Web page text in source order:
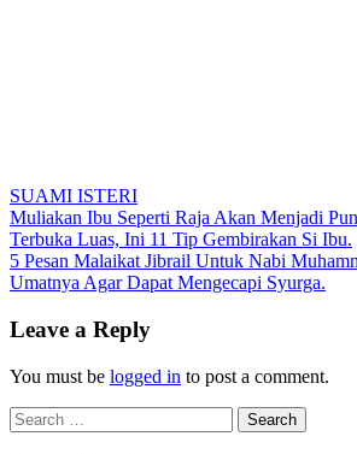
SUAMI ISTERI
Post
navigation
Muliakan Ibu Seperti Raja Akan Menjadi
Terbuka Luas, Ini 11 Tip Gembirakan Si Ibu.
5 Pesan Malaikat Jibrail Untuk Nabi
Umatnya Agar Dapat Mengecapi Syurga.
Leave a Reply
You must be logged in to post a comment.
Search
for: